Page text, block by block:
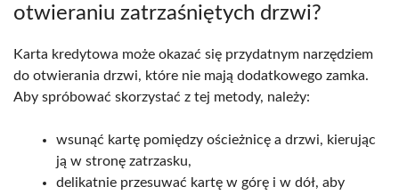
otwieraniu zatrzaśniętych drzwi?
Karta kredytowa może okazać się przydatnym narzędziem
do otwierania drzwi, które nie mają dodatkowego zamka.
Aby spróbować skorzystać z tej metody, należy:
wsunąć kartę pomiędzy ościeżnicę a drzwi, kierując
ją w stronę zatrzasku,
delikatnie przesuwać kartę w górę i w dół, aby